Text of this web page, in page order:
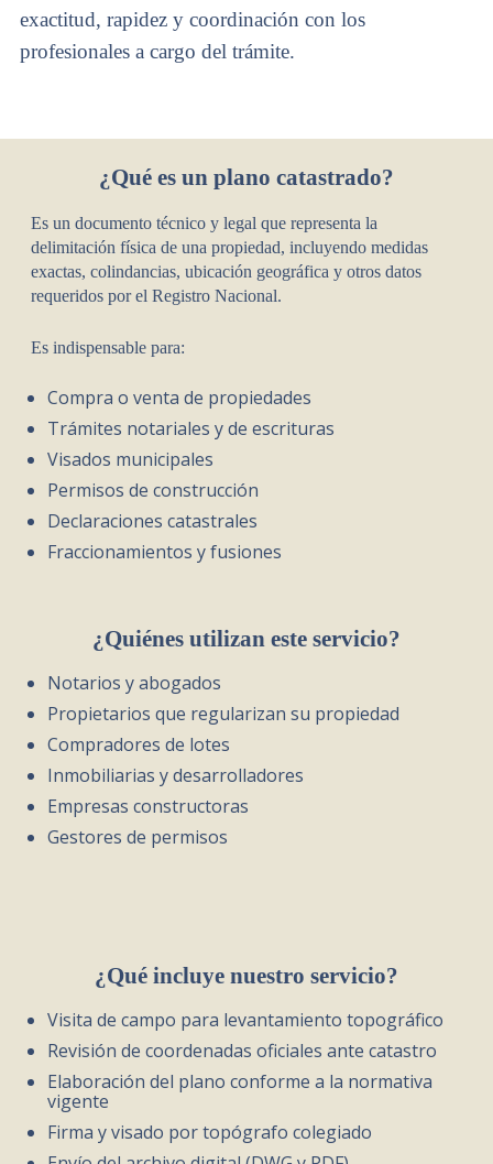
exactitud, rapidez y coordinación con los
profesionales a cargo del trámite.
¿Qué es un plano catastrado?
Es un documento técnico y legal que representa la
delimitación física de una propiedad, incluyendo medidas
exactas, colindancias, ubicación geográfica y otros datos
requeridos por el Registro Nacional.
Es indispensable para:
Compra o venta de propiedades
Trámites notariales y de escrituras
Visados municipales
Permisos de construcción
Declaraciones catastrales
Fraccionamientos y fusiones
¿Quiénes utilizan este servicio?
Notarios y abogados
Propietarios que regularizan su propiedad
Compradores de lotes
Inmobiliarias y desarrolladores
Empresas constructoras
Gestores de permisos
¿Qué incluye nuestro servicio?
Visita de campo para levantamiento topográfico
Revisión de coordenadas oficiales ante catastro
Elaboración del plano conforme a la normativa
vigente
Firma y visado por topógrafo colegiado